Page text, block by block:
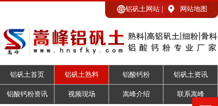
铝矾土网站 网站地图
铝矾土首页 铝矾土熟料 铝酸钙粉 铝矾土资讯
铝酸钙粉资讯 视频现场 嵩峰介绍 联系嵩峰